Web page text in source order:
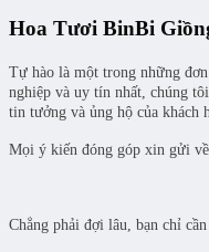
Hoa Tươi BinBi
Tự hào là một trong những
nghiệp và uy tín nhất, chúng
tin tưởng và ủng hộ của khách
Mọi ý kiến đóng góp xin gửi
Chẳng phải đợi lâu, bạn chỉ